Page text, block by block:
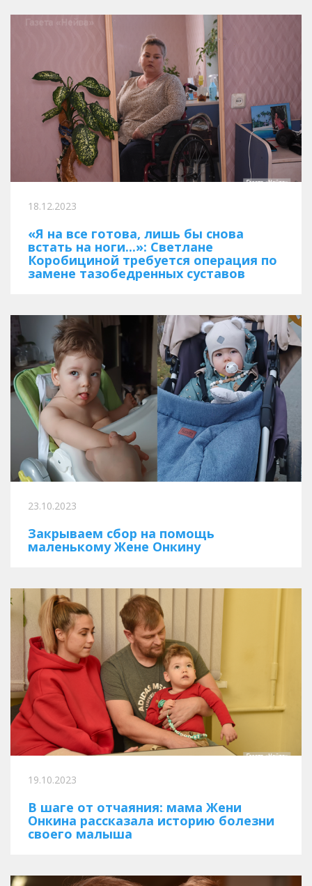
18.12.2023
«Я на все готова, лишь бы снова
встать на ноги...»: Светлане
Коробициной требуется операция по
замене тазобедренных суставов
23.10.2023
Закрываем сбор на помощь
маленькому Жене Онкину
19.10.2023
В шаге от отчаяния: мама Жени
Онкина рассказала историю болезни
своего малыша